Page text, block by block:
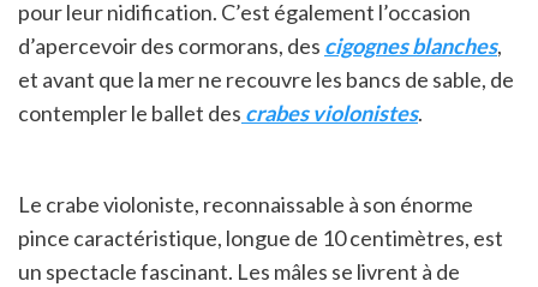
pour leur nidification. C’est également l’occasion
d’apercevoir des cormorans, des cigognes blanches,
et avant que la mer ne recouvre les bancs de sable, de
contempler le ballet des crabes violonistes.
Le crabe violoniste, reconnaissable à son énorme
pince caractéristique, longue de 10 centimètres, est
un spectacle fascinant. Les mâles se livrent à de